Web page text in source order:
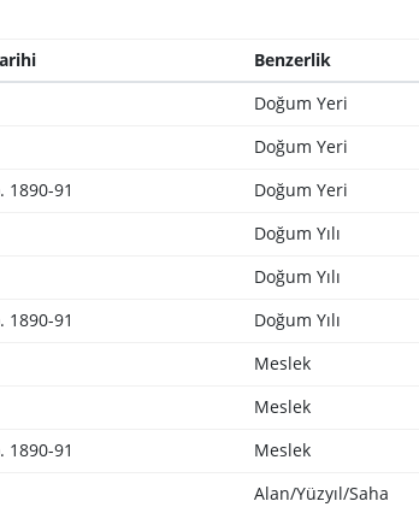
Benzerlik
Doğum Yeri
Doğum Yeri
1890-91 Doğum Yeri
Doğum Yılı
Doğum Yılı
1890-91 Doğum Yılı
Meslek
Meslek
1890-91 Meslek
Alan/Yüzyıl/Saha